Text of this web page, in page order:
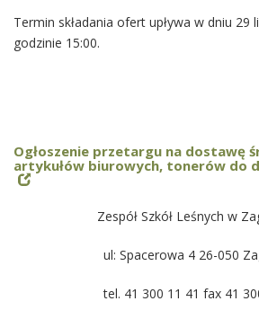
Termin składania ofert upływa w dniu 29
godzinie 15:00.
Ogłoszenie przetargu na dostawę
artykułów biurowych, tonerów do
Zespół Szkół Leśnych w
ul: Spacerowa 4 26-050
tel. 41 300 11 41 fax 41